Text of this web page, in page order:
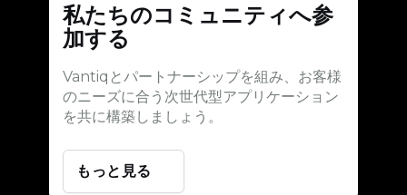
私たちのコミュニティへ参
加する
Vantiqとパートナーシップを組み、お客様
のニーズに合う次世代型アプリケーション
を共に構築しましょう。
もっと見る